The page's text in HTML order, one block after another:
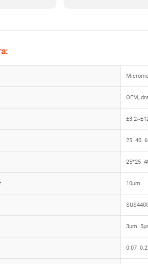
OEM,
±3.2~±
25 40
25*25
10µm
3µm
0.07